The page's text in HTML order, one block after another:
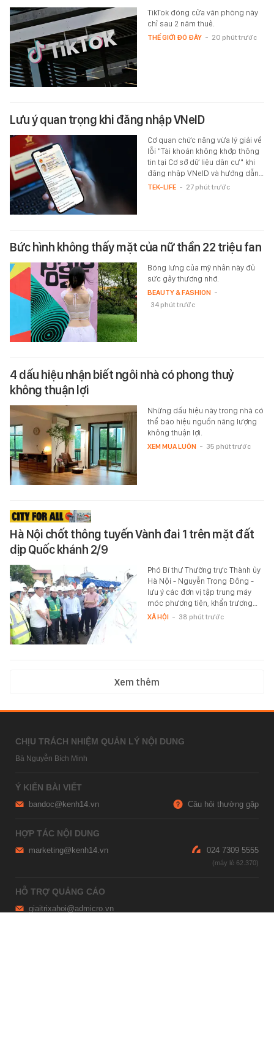
TikTok đóng cửa văn phòng này
chỉ sau 2 năm thuê.
THẾ GIỚI ĐÓ ĐÂY - 20 phút trước
Lưu ý quan trọng khi đăng nhập VNeID
Cơ quan chức năng vừa lý giải về
lỗi "Tài khoản không khớp thông
tin tại Cơ sở dữ liệu dân cư" khi
đăng nhập VNeID và hướng dẫn…
TEK-LIFE - 27 phút trước
Bức hình không thấy mặt của nữ thần 22 triệu fan
Bóng lưng của mỹ nhân này đủ
sức gây thương nhớ.
BEAUTY & FASHION -
34 phút trước
4 dấu hiệu nhận biết ngôi nhà có phong thuỷ
không thuận lợi
Những dấu hiệu này trong nhà có
thể báo hiệu nguồn năng lượng
không thuận lợi.
XEM MUA LUÔN - 35 phút trước
Hà Nội chốt thông tuyến Vành đai 1 trên mặt đất
dịp Quốc khánh 2/9
Phó Bí thư Thường trực Thành ủy
Hà Nội - Nguyễn Trọng Đông -
lưu ý các đơn vị tập trung máy
móc phương tiện, khẩn trương…
XÃ HỘI - 38 phút trước
Xem thêm
CHỊU TRÁCH NHIỆM QUẢN LÝ NỘI DUNG
Bà Nguyễn Bích Minh
Ý KIẾN BÀI VIẾT
bandoc@kenh14.vn Câu hỏi thường gặp
HỢP TÁC NỘI DUNG
marketing@kenh14.vn 024 7309 5555
HỖ TRỢ QUẢNG CÁO
giaitrixahoi@admicro.vn